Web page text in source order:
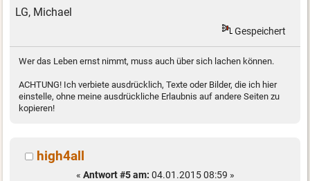
LG, Michael
Gespeichert
Wer das Leben ernst nimmt, muss auch über sich lachen können.
ACHTUNG! Ich verbiete ausdrücklich, Texte oder Bilder, die ich hier
einstelle, ohne meine ausdrückliche Erlaubnis auf andere Seiten zu
kopieren!
high4all
« Antwort #5 am: 04.01.2015 08:59 »